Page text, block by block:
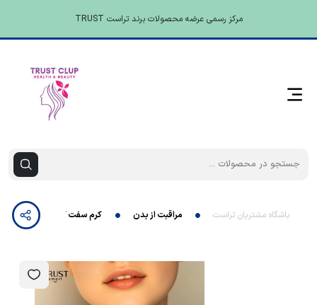
مرکز رسمی عرضه محصولات برند تراست TRUST
باشگاه مشتریان تراست مراقبت از بدن کرم سفت کننده و لیفت